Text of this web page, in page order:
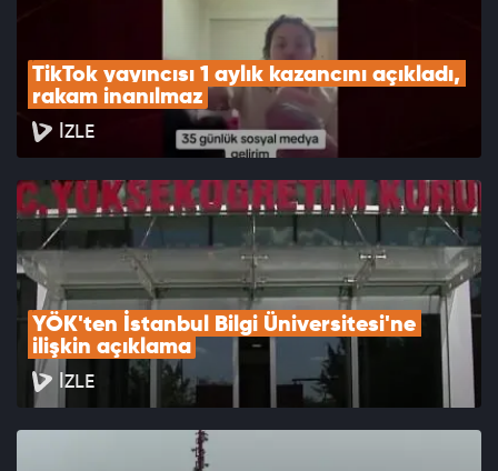
TikTok yayıncısı 1 aylık kazancını açıkladı,
rakam inanılmaz
İZLE
YÖK'ten İstanbul Bilgi Üniversitesi'ne
ilişkin açıklama
İZLE